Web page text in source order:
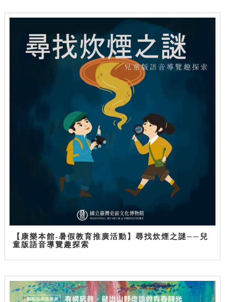
【康樂本館-暑假教育推廣活動】尋找炊煙之謎──兒
童版語音導覽趣探索